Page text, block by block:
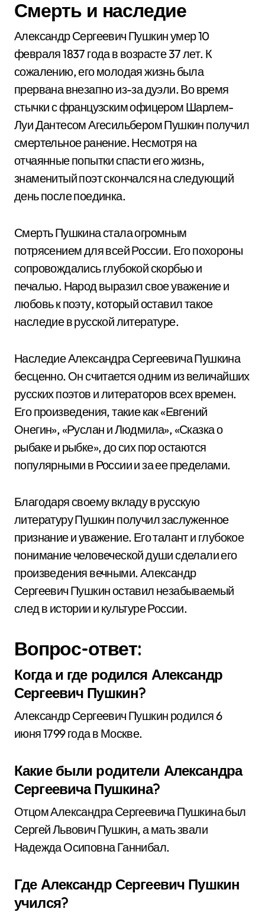
Смерть и наследие
Александр Сергеевич Пушкин умер 10
февраля 1837 года в возрасте 37 лет. К
сожалению, его молодая жизнь была
прервана внезапно из-за дуэли. Во время
стычки с французским офицером Шарлем-
Луи Дантесом Агесильбером Пушкин получил
смертельное ранение. Несмотря на
отчаянные попытки спасти его жизнь,
знаменитый поэт скончался на следующий
день после поединка.
Смерть Пушкина стала огромным
потрясением для всей России. Его похороны
сопровождались глубокой скорбью и
печалью. Народ выразил свое уважение и
любовь к поэту, который оставил такое
наследие в русской литературе.
Наследие Александра Сергеевича Пушкина
бесценно. Он считается одним из величайших
русских поэтов и литераторов всех времен.
Его произведения, такие как «Евгений
Онегин», «Руслан и Людмила», «Сказка о
рыбаке и рыбке», до сих пор остаются
популярными в России и за ее пределами.
Благодаря своему вкладу в русскую
литературу Пушкин получил заслуженное
признание и уважение. Его талант и глубокое
понимание человеческой души сделали его
произведения вечными. Александр
Сергеевич Пушкин оставил незабываемый
след в истории и культуре России.
Вопрос-ответ:
Когда и где родился Александр
Сергеевич Пушкин?
Александр Сергеевич Пушкин родился 6
июня 1799 года в Москве.
Какие были родители Александра
Сергеевича Пушкина?
Отцом Александра Сергеевича Пушкина был
Сергей Львович Пушкин, а мать звали
Надежда Осиповна Ганнибал.
Где Александр Сергеевич Пушкин
учился?